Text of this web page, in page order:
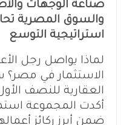
صناعة الوجهات
والسوق المصرية
استراتيجية التوسع
لماذا يواصل رجل
الاستثمار في مصر؟
أكدت المجموعة
ضمن أبرز ركائز